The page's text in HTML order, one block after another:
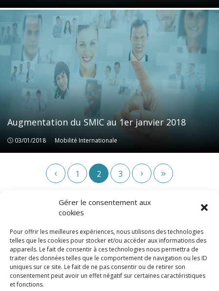
Gérer le consentement aux
cookies
Pour offrir les meilleures expériences, nous utilisons des technologies
telles que les cookies pour stocker et/ou accéder aux informations des
appareils. Le fait de consentir à ces technologies nous permettra de
traiter des données telles que le comportement de navigation ou les ID
uniques sur ce site. Le fait de ne pas consentir ou de retirer son
consentement peut avoir un effet négatif sur certaines caractéristiques
et fonctions.
Augmentation du SMIC au 1er janvier 2018
03/01/2018 Mobilité Internationale
Mobilité Internationale
1 2 3
© LexCase 2026